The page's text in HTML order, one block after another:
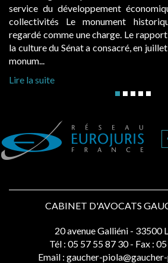
du développement économique
Le monument historique a
comme une charge. Le rapport que
du Sénat a consacré, en juillet
suite
CABINET D'AVOCATS
20 avenue Galliéni - 33500
Tél : 05 57 55 87 30 - Fax :
Email : gaucher-